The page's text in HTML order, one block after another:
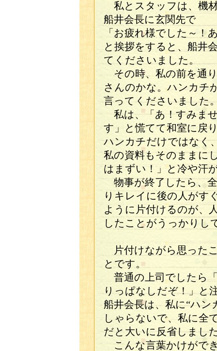
私とスタッフは、機
船井会長に玄関先で
「お疲れ様でした～！
と挨拶をすると、船井
てくださいました。
その時、私の前を通
さんのかな。ハンカチ
言ってくださいました
私は、「あ！すみま
す」と慌てて和室に戻
ハンカチだけではなく
私の資料もそのままに
はまずい！」と冷や汗
物事が終了したら、
りキレイに後の人がす
ように片付けるのが、
したことがうっかりし
片付けながら思った
とです。
普通の上司でしたら
りっぱなしだぞ！」と
船井会長は、私に“ハ
しゃらないで、私に全
だと大いに反省しまし
こんな言葉かけがで